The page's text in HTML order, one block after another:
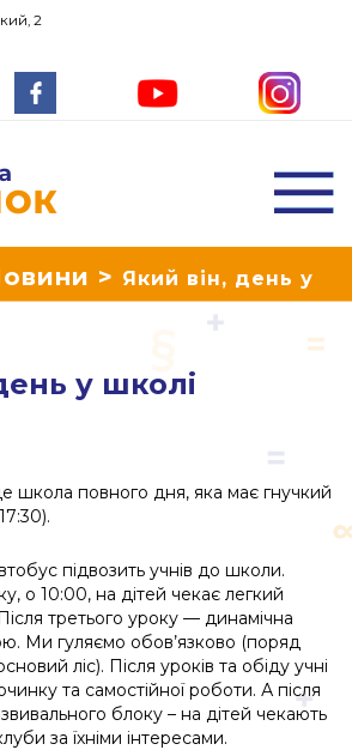
> Який він, день у
у школі
школа повного дня, яка має гнучкий
підвозить учнів до школи.
о 10:00, на дітей чекає легкий
третього уроку — динамічна
Ми гуляємо обов’язково (поряд
ліс). Після уроків та обіду учні
та самостійної роботи. А після
блоку – на дітей чекають
за їхніми інтересами.
2